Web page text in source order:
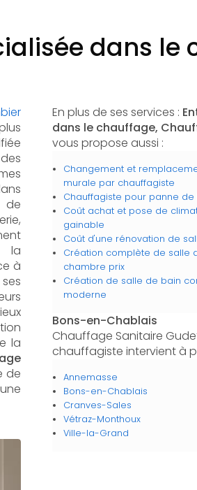
dans
de
la
à
la
de
En plus de ses services :
dans le chauffage,
vous propose aussi :
Changement et
murale par chauffagiste
Chauffagiste pour panne
Coût achat et pose de
gainable
Coût d'une rénovation de
Création complète de salle
chambre prix
Création de salle de bain
moderne
Bons-en-Chablais
Chauffage Sanitaire
chauffagiste intervient à
Annemasse
Bons-en-Chablais
Cranves-Sales
Vétraz-Monthoux
Ville-la-Grand